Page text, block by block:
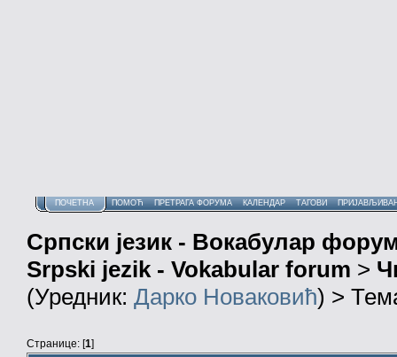
ПОЧЕТНА ПОМОЋ ПРЕТРАГА ФОРУМА КАЛЕНДАР ТАГОВИ
Српски језик - Вокабулар
Srpski jezik - Vokabular forum >
(Уредник: Дарко Новаковић) >
Странице: [1]